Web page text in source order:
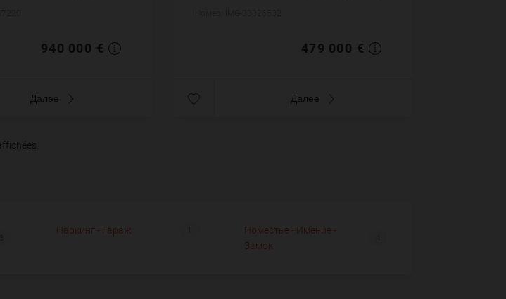
940 000 €
Далее
479 000 €
Далее
Паркинг - Гараж
Поместье - Имение -
Замок